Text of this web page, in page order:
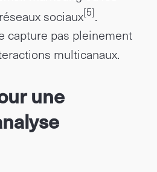
sociaux[5].
capture pas pleinement
multicanaux.
une